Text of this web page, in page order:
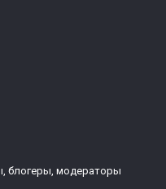
блогеры, модераторы